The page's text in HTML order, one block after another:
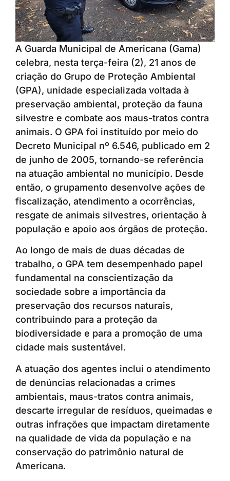
A Guarda Municipal de Americana (Gama)
celebra, nesta terça-feira (2), 21 anos de
criação do Grupo de Proteção Ambiental
(GPA), unidade especializada voltada à
preservação ambiental, proteção da fauna
silvestre e combate aos maus-tratos contra
animais. O GPA foi instituído por meio do
Decreto Municipal nº 6.546, publicado em 2
de junho de 2005, tornando-se referência
na atuação ambiental no município. Desde
então, o grupamento desenvolve ações de
fiscalização, atendimento a ocorrências,
resgate de animais silvestres, orientação à
população e apoio aos órgãos de proteção.
Ao longo de mais de duas décadas de
trabalho, o GPA tem desempenhado papel
fundamental na conscientização da
sociedade sobre a importância da
preservação dos recursos naturais,
contribuindo para a proteção da
biodiversidade e para a promoção de uma
cidade mais sustentável.
A atuação dos agentes inclui o atendimento
de denúncias relacionadas a crimes
ambientais, maus-tratos contra animais,
descarte irregular de resíduos, queimadas e
outras infrações que impactam diretamente
na qualidade de vida da população e na
conservação do patrimônio natural de
Americana.